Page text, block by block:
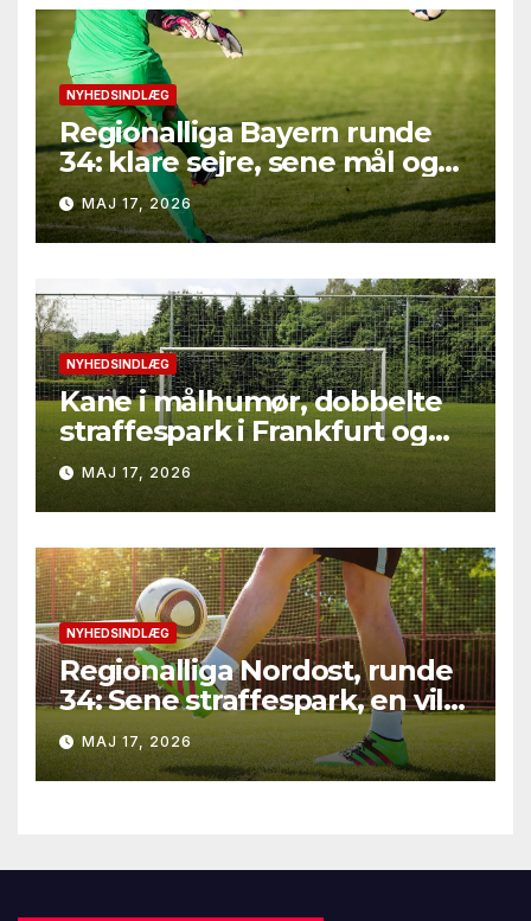
NYHEDSINDLÆG
Regionalliga Bayern runde
34: klare sejre, sene mål og
straffesparksafgørelser
MAJ 17, 2026
NYHEDSINDLÆG
Kane i målhumør, dobbelte
straffespark i Frankfurt og
rødt kort i Gladbach – hele
runde 34 fra Bundesliga
2025/26
MAJ 17, 2026
NYHEDSINDLÆG
Regionalliga Nordost, runde
34: Sene straffespark, en vild
vending i Leipzig og en
firkantsopvisning fra Baro
MAJ 17, 2026